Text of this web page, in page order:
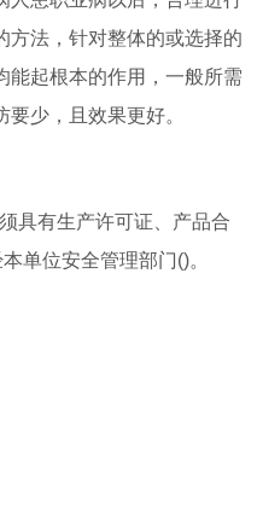
方法，针对整体的或选择的
能起根本的作用，一般所需
少，且效果更好。
具有生产许可证、产品合
单位安全管理部门()。